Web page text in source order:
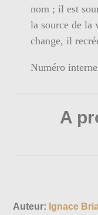
nom ; il est
la source de
change, il
Numéro
A
Auteur: Ignace